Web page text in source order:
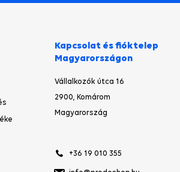
Kapcsolat és fióktelep
Magyarországon
Vállalkozók útca 16
2900, Komárom
Magyarország
+36 19 010 355